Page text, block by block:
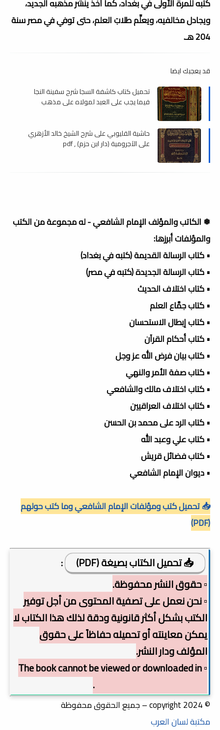
كتبه للمرة الأولى في بغداد، كما أخذ ينشر مذهبه الجديد،
ويجادل مخالفيه، ويعلِّم طلابَ العلم، حتى توفي في مصر سنة
204 هـ.
قد يعجبك ايضا
تحميل كتاب كاشفة السجا شرح سفينة النجا
فيما يجب على العبد لمولاه على مذهب
حاشية القليوبي على شرح الشيخ خالد الأزهري
على الآجرومية (دار ابن حزم) , pdf
❅ الكاتب والمؤلف الإمام الشافعي - له مجموعة من الكتب
والمؤلفات أبرزها:
• كتاب الرسالة القديمة (كتبه في بغداد)
• كتاب الرسالة الجديدة (كتبه في مصر)
• كتاب اختلاف الحديث
• كتاب جمَّاع العلم
• كتاب إبطال الاستحسان
• كتاب أحكام القرآن
• كتاب بيان فرض الله عز وجل
• كتاب صفة الأمر والنهي
• كتاب اختلاف مالك والشافعي
• كتاب اختلاف العراقيين
• كتاب الرد على محمد بن الحسن
• كتاب علي وعبد الله
• كتاب فضائل قريش
• ديوان الإمام الشافعي
📥 تحميل كتب ومؤلفات الإمام الشافعي وما كتب حولهم
(PDF)
📥 تحميل الكتاب بصيغة (PDF)
:
▫️ حقوق النشر محفوظة.
▫️ نحن نعمل على تصفية المحتوى من أجل توفير
الكتب بشكل أكثر قانونية ودقة لذلك هذا الكتاب لا
يمكن معاينته أو تحميله حفاظاً على حقوق
المؤلف ودار النشر.
▫️ The book cannot be viewed or downloaded in
© copyright 2024 – جميع الحقوق محفوظة
مكتبة لسان العرب